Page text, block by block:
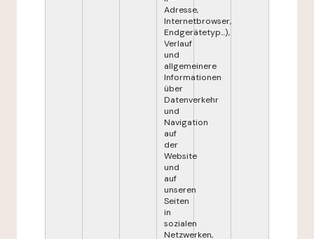
Adresse,
Internetbrowser,
Endgerätetyp...),
Verlauf
und
allgemeinere
Informationen
über
Datenverkehr
und
Navigation
auf
der
Website
und
auf
unseren
Seiten
in
sozialen
Netzwerken,